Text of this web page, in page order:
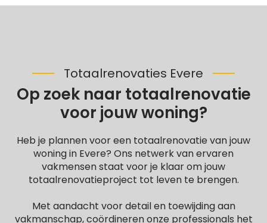
Totaalrenovaties Evere
Op zoek naar totaalrenovatie
voor jouw woning?
Heb je plannen voor een totaalrenovatie van jouw
woning in Evere? Ons netwerk van ervaren
vakmensen staat voor je klaar om jouw
totaalrenovatieproject tot leven te brengen.
Met aandacht voor detail en toewijding aan
vakmanschap, coördineren onze professionals het